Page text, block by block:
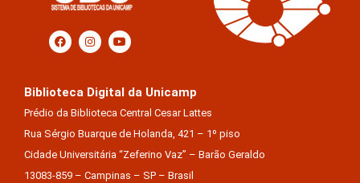
Biblioteca Digital da Unicamp
Prédio da Biblioteca Central Cesar Lattes
Rua Sérgio Buarque de Holanda, 421 – 1º piso
Cidade Universitária “Zeferino Vaz” – Barão Geraldo
13083-859 – Campinas – SP – Brasil